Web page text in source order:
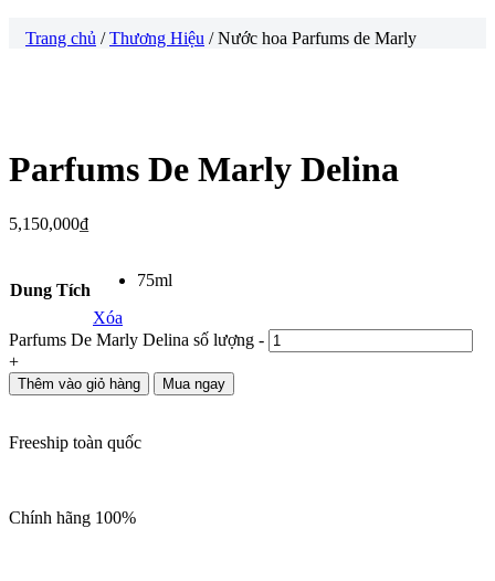
Trang chủ /Thương Hiệu / Nước hoa Parfums de Marly
Parfums De Marly Delina
5,150,000₫
Dung Tích
75ml
Xóa
Parfums De Marly Delina số lượng -
+
Thêm vào giỏ hàng Mua ngay
Freeship toàn quốc
Chính hãng 100%